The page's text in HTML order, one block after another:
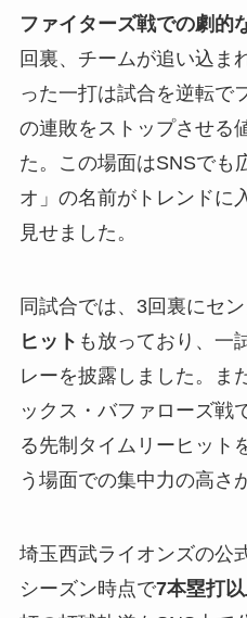
ファイターズ戦での劇的
回裏、チームが追い込ま
った一打は試合を逆転で
の連敗をストップさせる
た。この場面はSNSでも
オ」の名前がトレンドに
見せました。
同試合では、3回裏にセ
ヒット も放っており、一
レーを披露しました。ま
ックス・バファローズ戦
る先制タイムリーヒット
う場面での集中力の高さ
埼玉西武ライオンズの公
シーズン時点で7本塁打